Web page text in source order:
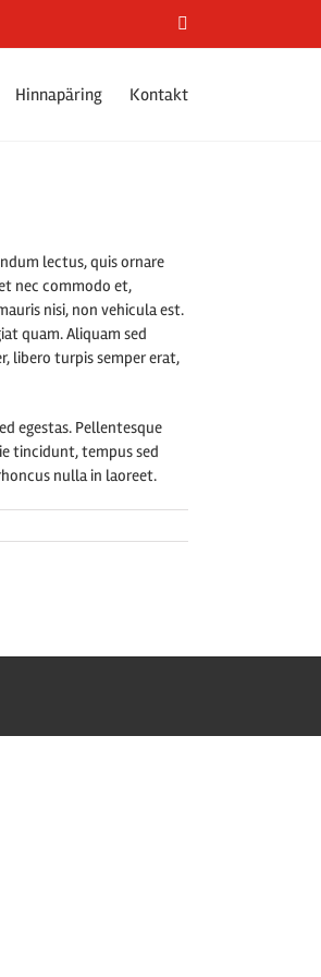
Hinnapäring Kontakt
lectus, quis ornare
nec commodo et,
nisi, non vehicula est.
quam. Aliquam sed
libero turpis semper erat,
egestas. Pellentesque
tincidunt, tempus sed
nulla in laoreet.